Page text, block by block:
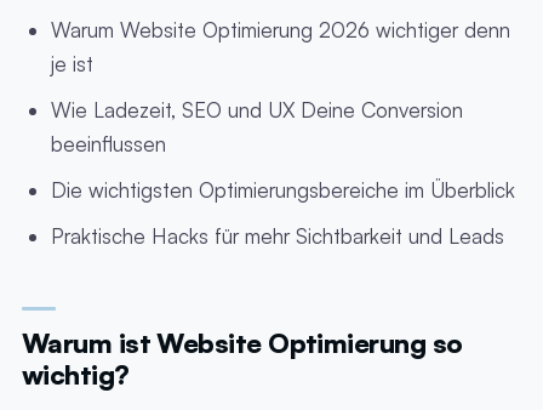
Warum Website Optimierung 2026 wichtiger denn
je ist
Wie Ladezeit, SEO und UX Deine Conversion
beeinflussen
Die wichtigsten Optimierungsbereiche im Überblick
Praktische Hacks für mehr Sichtbarkeit und Leads
Warum ist Website Optimierung so
wichtig?